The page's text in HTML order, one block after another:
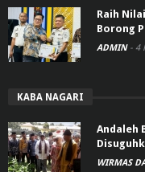
Raih
Borong
ADMIN - 4
KABA NAGARI
Andaleh
WIRMAS